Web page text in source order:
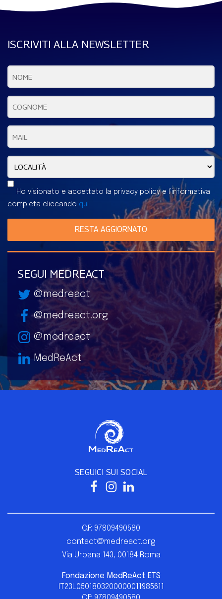
ISCRIVITI ALLA NEWSLETTER
Ho visionato e accettato la privacy policy e l’informativa
completa cliccando qui
RESTA AGGIORNATO
SEGUI MEDREACT
@medreact
@medreact.org
@medreact
MedReAct
SEGUICI SUI SOCIAL
Fondazione MedReAct ETS
IT23L0501803200000011985611
C.F: 97809490580
contact@medreact.org
Via Urbana 143, 00184 Roma